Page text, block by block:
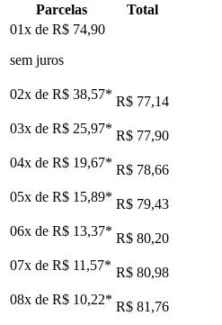
Parcelas
Total
01x de R$ 74,90
sem juros
02x de R$ 38,57* R$ 77,14
03x de R$ 25,97* R$ 77,90
04x de R$ 19,67* R$ 78,66
05x de R$ 15,89* R$ 79,43
06x de R$ 13,37* R$ 80,20
07x de R$ 11,57* R$ 80,98
08x de R$ 10,22* R$ 81,76